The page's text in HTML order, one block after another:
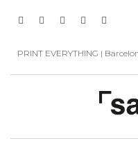
PRINT EVERYTHING |